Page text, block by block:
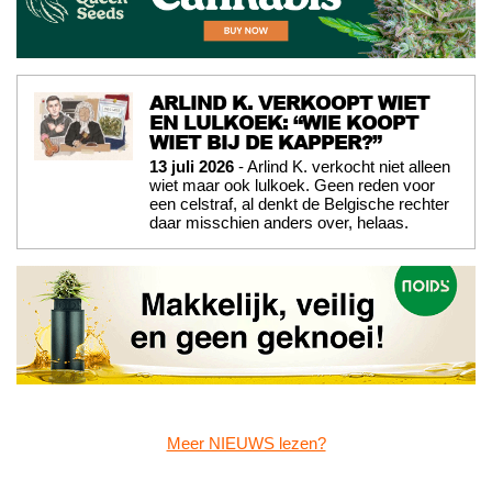
ARLIND K. VERKOOPT WIET
EN LULKOEK: “WIE KOOPT
WIET BIJ DE KAPPER?”
13 juli 2026 - Arlind K. verkocht niet alleen
wiet maar ook lulkoek. Geen reden voor
een celstraf, al denkt de Belgische rechter
daar misschien anders over, helaas.
Meer NIEUWS lezen?